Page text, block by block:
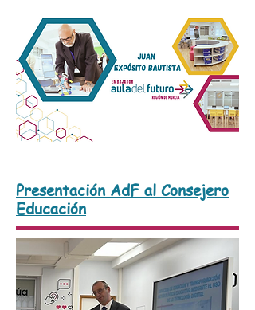
Presentación AdF al Consejero
Educación